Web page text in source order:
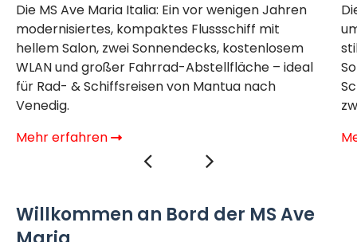
Die MS Ave Maria Italia: Ein vor wenigen Jahren
modernisiertes, kompaktes Flussschiff mit
hellem Salon, zwei Sonnendecks, kostenlosem
WLAN und großer Fahrrad-Abstellfläche – ideal
für Rad- & Schiffsreisen von Mantua nach
Venedig.
Mehr erfahren
Willkommen an Bord der MS Ave